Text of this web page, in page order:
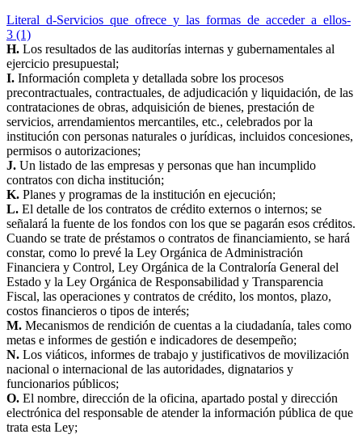
Literal_d-Servicios_que_ofrece_y_las_formas_de_acceder_a_ellos-
3 (1)
H. Los resultados de las auditorías internas y gubernamentales al
ejercicio presupuestal;
I. Información completa y detallada sobre los procesos
precontractuales, contractuales, de adjudicación y liquidación, de las
contrataciones de obras, adquisición de bienes, prestación de
servicios, arrendamientos mercantiles, etc., celebrados por la
institución con personas naturales o jurídicas, incluidos concesiones,
permisos o autorizaciones;
J. Un listado de las empresas y personas que han incumplido
contratos con dicha institución;
K. Planes y programas de la institución en ejecución;
L. El detalle de los contratos de crédito externos o internos; se
señalará la fuente de los fondos con los que se pagarán esos créditos.
Cuando se trate de préstamos o contratos de financiamiento, se hará
constar, como lo prevé la Ley Orgánica de Administración
Financiera y Control, Ley Orgánica de la Contraloría General del
Estado y la Ley Orgánica de Responsabilidad y Transparencia
Fiscal, las operaciones y contratos de crédito, los montos, plazo,
costos financieros o tipos de interés;
M. Mecanismos de rendición de cuentas a la ciudadanía, tales como
metas e informes de gestión e indicadores de desempeño;
N. Los viáticos, informes de trabajo y justificativos de movilización
nacional o internacional de las autoridades, dignatarios y
funcionarios públicos;
O. El nombre, dirección de la oficina, apartado postal y dirección
electrónica del responsable de atender la información pública de que
trata esta Ley;